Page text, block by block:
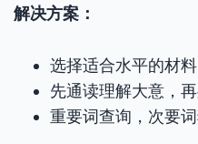
解决方案：
选择适合水平的材
先通读理解大意，
重要词查询，次要词